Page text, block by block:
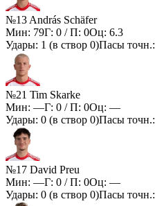
№13 András Schäfer
Мин: 79Г: 0 / П: 0Оц: 6.3
Удары: 1 (в створ 0)Пасы точн.:
№21 Tim Skarke
Мин: —Г: 0 / П: 0Оц: —
Удары: 0 (в створ 0)Пасы точн.:
№17 David Preu
Мин: —Г: 0 / П: 0Оц: —
Удары: 0 (в створ 0)Пасы точн.: